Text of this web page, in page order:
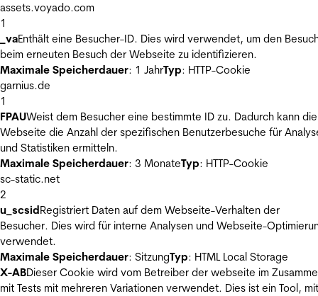
assets.voyado.com
1
_vaEnthält eine Besucher-ID. Dies wird verwendet, um den
beim erneuten Besuch der Webseite zu identifizieren.
Maximale Speicherdauer: 1 JahrTyp: HTTP-Cookie
garnius.de
1
FPAUWeist dem Besucher eine bestimmte ID zu. Dadurch kann die
Webseite die Anzahl der spezifischen Benutzerbesuche für
und Statistiken ermitteln.
Maximale Speicherdauer: 3 MonateTyp: HTTP-Cookie
sc-static.net
2
u_scsidRegistriert Daten auf dem Webseite-Verhalten der
Besucher. Dies wird für interne Analysen und Webseite-
verwendet.
Maximale Speicherdauer: SitzungTyp: HTML Local Storage
X-ABDieser Cookie wird vom Betreiber der webseite im
mit Tests mit mehreren Variationen verwendet. Dies ist ein Tool,